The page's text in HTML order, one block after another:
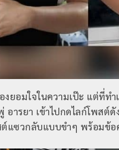
ยอมใจในความเป๊ะ แต่ที่ท
ารยา เข้าไปกดไลก์โพสต์
แซวกลับแบบขำๆ พร้อมข้อ